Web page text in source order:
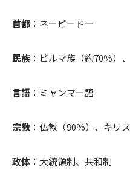
首都 ：ネーピードー
民族 ：ビルマ族（約70％）
言語 ：ミャンマー語
宗教 ：仏教（90％）、キリ
政体 ：大統領制、共和制